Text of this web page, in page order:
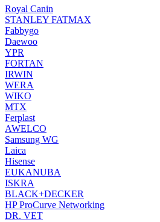
Royal Canin
STANLEY FATMAX
Fabbygo
Daewoo
YPR
FORTAN
IRWIN
WERA
WIKO
MTX
Ferplast
AWELCO
Samsung WG
Laica
Hisense
EUKANUBA
ISKRA
BLACK+DECKER
HP ProCurve Networking
DR. VET